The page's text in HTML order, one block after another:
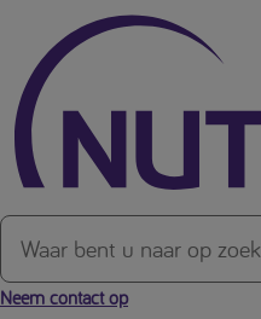
Over de inhoud van de pagina
Neem contact op